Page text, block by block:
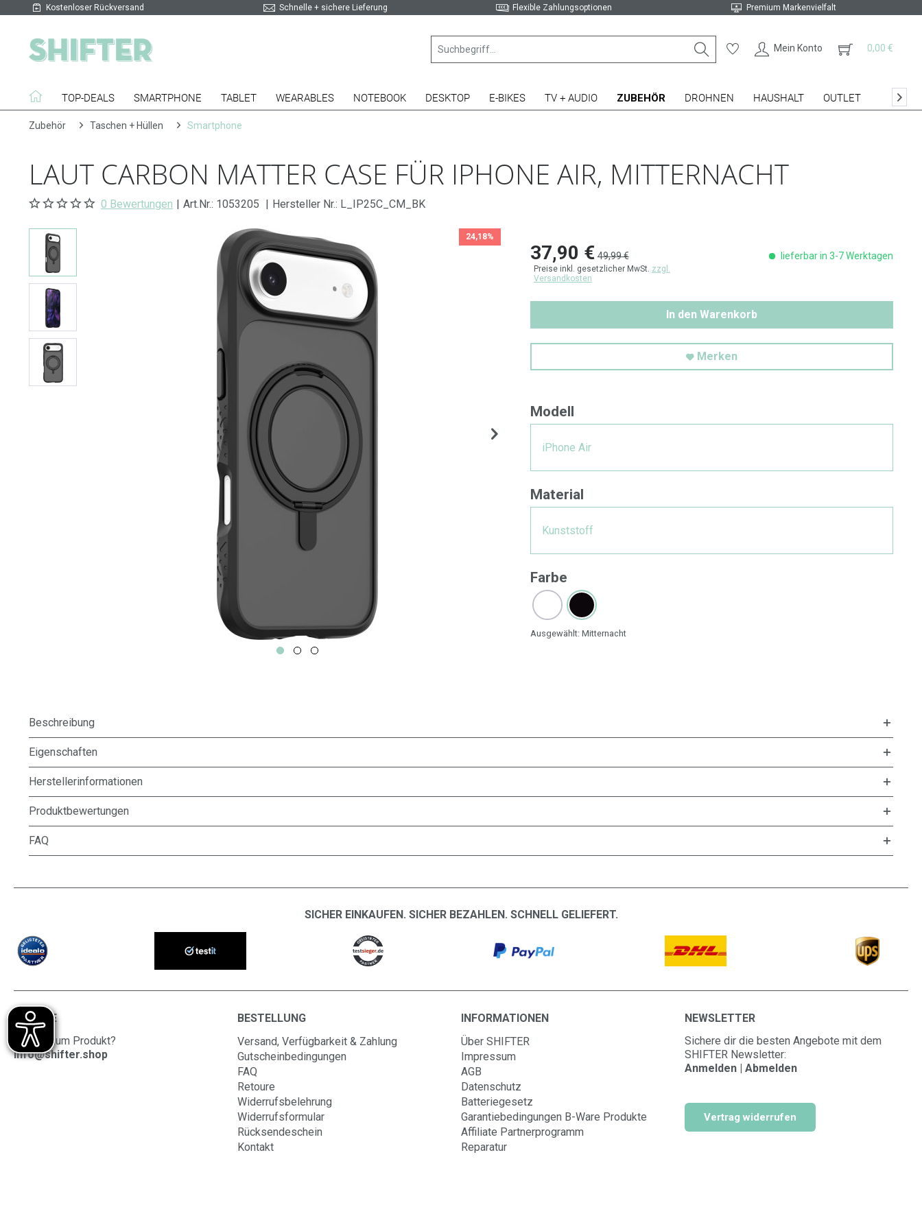
Kostenloser Rückversand Schnelle + sichere Lieferung Flexible Zahlungsoptionen Premium Markenvielfalt
Mein Konto 0,00 €
TOP-DEALS SMARTPHONE TABLET WEARABLES NOTEBOOK DESKTOP E-BIKES TV + AUDIO ZUBEHÖR DROHNEN HAUSHALT OUTLET 
Zubehör Taschen + Hüllen Smartphone
LAUT CARBON MATTER CASE FÜR IPHONE AIR, MITTERNACHT
0 Bewertungen | Art.Nr.: 1053205 | Hersteller Nr.: L_IP25C_CM_BK
24,18%
37,90 € 49,99 €
Preise inkl. gesetzlicher MwSt. zzgl.
Versandkosten
lieferbar in 3-7 Werktagen
In den Warenkorb
Merken
Modell
iPhone Air
Material
Kunststoff
Farbe
Ausgewählt: Mitternacht
Beschreibung
Eigenschaften
Herstellerinformationen
Produktbewertungen
FAQ
SICHER EINKAUFEN. SICHER BEZAHLEN. SCHNELL GELIEFERT.
SERVICE
Fragen zum Produkt?
info@shifter.shop
BESTELLUNG
Versand, Verfügbarkeit & Zahlung
Gutscheinbedingungen
FAQ
Retoure
Widerrufsbelehrung
Widerrufsformular
Rücksendeschein
Kontakt
INFORMATIONEN
Über SHIFTER
Impressum
AGB
Datenschutz
Batteriegesetz
Garantiebedingungen B-Ware Produkte
Affiliate Partnerprogramm
Reparatur
NEWSLETTER
Sichere dir die besten Angebote mit dem
SHIFTER Newsletter:
Anmelden | Abmelden
Vertrag widerrufen